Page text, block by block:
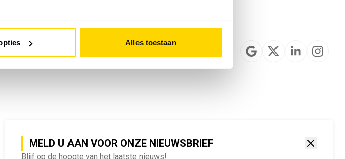
Alles toestaan
MELD U AAN VOOR ONZE NIEUWSBRIEF
Blijf op de hoogte van het laatste nieuws!